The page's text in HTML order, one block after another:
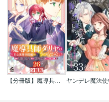
【分冊版】魔導具師ダリヤはうつむかない ～王立高等学院編～